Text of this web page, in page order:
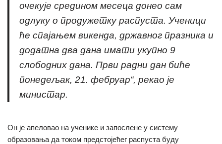
очекује средином месеца донео сам
одлуку о продужетку распуста. Ученици
ће спајањем викенда, државног празника и
додатна два дана имати укупно 9
слободних дана. Први радни дан биће
понедељак, 21. фебруар“, рекао је
министар.
Он је апеловао на ученике и запослене у систему
образовања да током предстојећег распуста буду